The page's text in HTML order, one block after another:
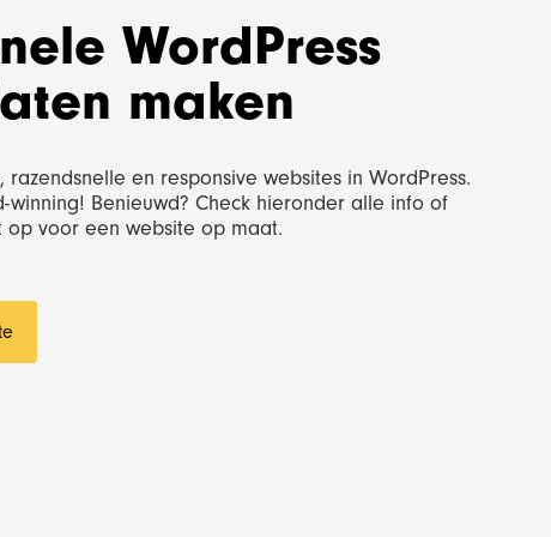
WordPress
maken
en responsive websites in WordPress.
winning! Benieuwd? Check hieronder alle info of
op voor een website op maat.